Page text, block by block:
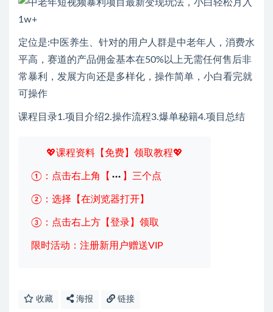
定位是:中医养生、针对的用户人群是中老年人，消费水
平高，赛道的产品佣金基本在50%以上无需任何售后非
常暴利，发展方向还是多样化，操作简单，小白看完就
可操作
课程目录1.项目介绍2.操作流程3.爆单秘籍4.项目总结
💖课程资料【免费】领取教程💖
①：点击右上角【 】三个点
②：选择【在浏览器打开】
③：点击右上方【登录】领取
限时活动：注册新用户赠送VIP
收藏 海报 链接